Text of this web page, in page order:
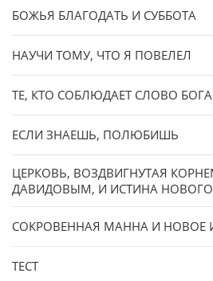
БОЖЬЯ БЛАГОДАТЬ И СУББОТА
НАУЧИ ТОМУ, ЧТО Я ПОВЕЛЕЛ
ТЕ, КТО СОБЛЮДАЕТ СЛОВО БОГА
ЕСЛИ ЗНАЕШЬ, ПОЛЮБИШЬ
ЦЕРКОВЬ, ВОЗДВИГНУТАЯ
ДАВИДОВЫМ, И ИСТИНА НОВОГО
СОКРОВЕННАЯ МАННА И НОВОЕ
ТЕСТ